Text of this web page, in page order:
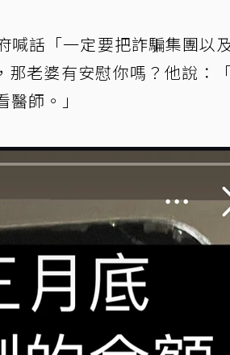
喊話「一定要把詐騙集團以
老婆有安慰你嗎？他說：
師。」